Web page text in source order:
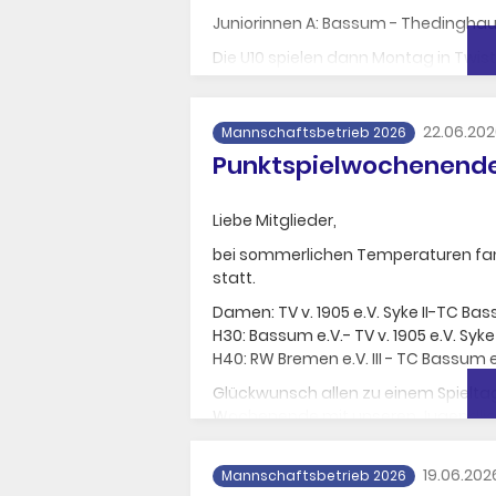
Juniorinnen A: Bassum -
Die U10 spielen dann Montag in
Die H50 haben am Mittwoch ab 18
Die H60 spielen am Dienstag
eingeschränkt zur Verfügung
Mannschaftsbetrieb 2026
Liebe Mitglieder,
bei sommerlichen Temperaturen
statt.
Damen: TV v. 1905 e.V. Syke II-TC
H30: Bassum e.V.- TV v. 1905 e.V. Syke
H40: RW Bremen e.V. III - TC Bassum
Glückwunsch allen zu einem
Wochenende mit unseren
Mannschaftsbetrieb 2026